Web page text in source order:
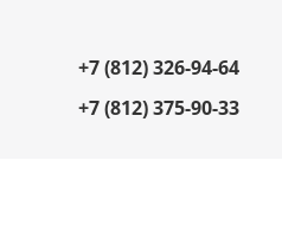
+7 (812) 326-94-64
+7 (812) 375-90-33